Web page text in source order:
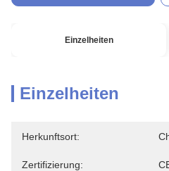
Einzelheiten
Einzelheiten
Herkunftsort:
Zertifizierung: